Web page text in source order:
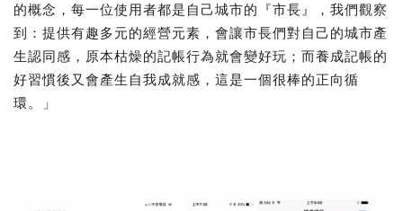
的概念，每一位使用者都是自己城市的『市長』，我們觀察
到：提供有趣多元的經營元素，會讓市長們對自己的城市產
生認同感，原本枯燥的記帳行為就會變好玩；而養成記帳的
好習慣後又會產生自我成就感，這是一個很棒的正向循
環。」